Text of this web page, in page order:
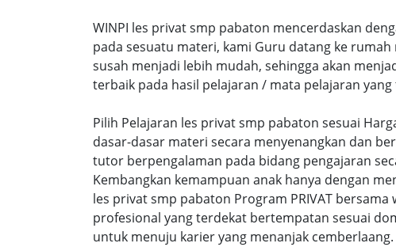
WINPI les privat smp pabaton mencerdaskan
pada sesuatu materi, kami Guru datang ke
susah menjadi lebih mudah, sehingga akan
terbaik pada hasil pelajaran / mata pelajaran
Pilih Pelajaran les privat smp pabaton sesuai
dasar-dasar materi secara menyenangkan dan
tutor berpengalaman pada bidang pengajaran
Kembangkan kemampuan anak hanya dengan
les privat smp pabaton Program PRIVAT
profesional yang terdekat bertempatan sesuai
untuk menuju karier yang menanjak cemberlaang.